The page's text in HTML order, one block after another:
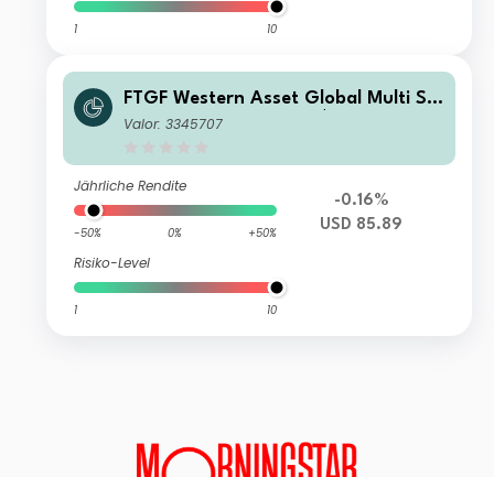
1 10
FTGF Western Asset Global Multi Str
ategy Fund Class A US$ Distributing
Valor: 3345707
Jährliche Rendite
-50% 0% +50%
Risiko-Level
1 10
-0.16%
USD 85.89